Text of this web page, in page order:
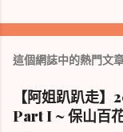
這個網誌中的熱門文
【阿姐趴趴走
Part I ~ 保山百